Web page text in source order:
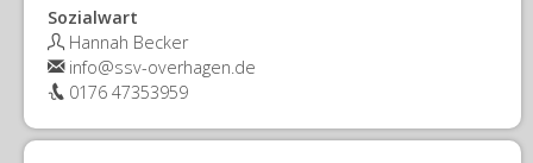
Sozialwart
Hannah Becker
info@ssv-overhagen.de
0176 47353959